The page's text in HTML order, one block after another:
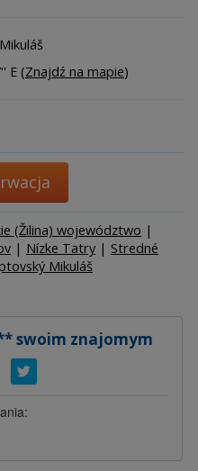
E (Znajdź na mapie)
(Žilina) województwo |
| Nízke Tatry | Stredné
Mikuláš
swoim znajomym